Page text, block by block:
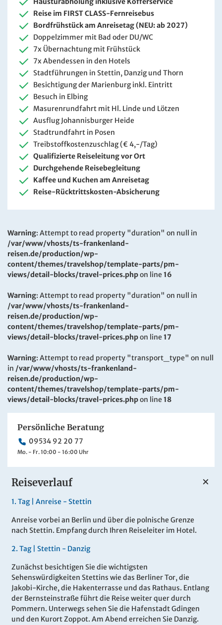
Reiseverlauf
1. Tag | Anreise - Stettin
Anreise vorbei an Berlin und über die polnische Grenze
nach Stettin. Empfang durch Ihren Reiseleiter im Hotel.
2. Tag | Stettin - Danzig
Zunächst besichtigen Sie die wichtigsten
Sehenswürdigkeiten Stettins wie das Berliner Tor, die
Jakobi-Kirche, die Hakenterrasse und das Rathaus. Entlang
der Bernsteinstraße führt die Reise weiter quer durch
Pommern. Unterwegs sehen Sie die Hafenstadt Gdingen
und den Kurort Zoppot. Am Abend erreichen Sie Danzig.
Reise im FIRST CLASS-Fernreisebus
Bordfrühstück am Anreisetag (NEU: ab 2027)
Doppelzimmer mit Bad oder DU/WC
7x Übernachtung mit Frühstück
7x Abendessen in den Hotels
Stadtführungen in Stettin, Danzig und Thorn
Besichtigung der Marienburg inkl. Eintritt
Besuch in Elbing
Masurenrundfahrt mit Hl. Linde und Lötzen
Ausflug Johannisburger Heide
Stadtrundfahrt in Posen
Treibstoffkostenzuschlag (€ 4,-/Tag)
Qualifizierte Reiseleitung vor Ort
Durchgehende Reisebegleitung
Kaffee und Kuchen am Anreisetag
Reise-Rücktrittskosten-Absicherung
Warning: Attempt to read property "duration" on null in
/var/www/vhosts/ts-frankenland-
reisen.de/production/wp-
content/themes/travelshop/template-parts/pm-
views/detail-blocks/travel-prices.phpon line 16
Warning: Attempt to read property "duration" on null in
/var/www/vhosts/ts-frankenland-
reisen.de/production/wp-
content/themes/travelshop/template-parts/pm-
views/detail-blocks/travel-prices.phpon line 17
Warning: Attempt to read property "transport_type" on null
in /var/www/vhosts/ts-frankenland-
reisen.de/production/wp-
content/themes/travelshop/template-parts/pm-
views/detail-blocks/travel-prices.phpon line 18
Persönliche Beratung
09534 92 20 77
Mo. - Fr. 10:00 - 16:00 Uhr